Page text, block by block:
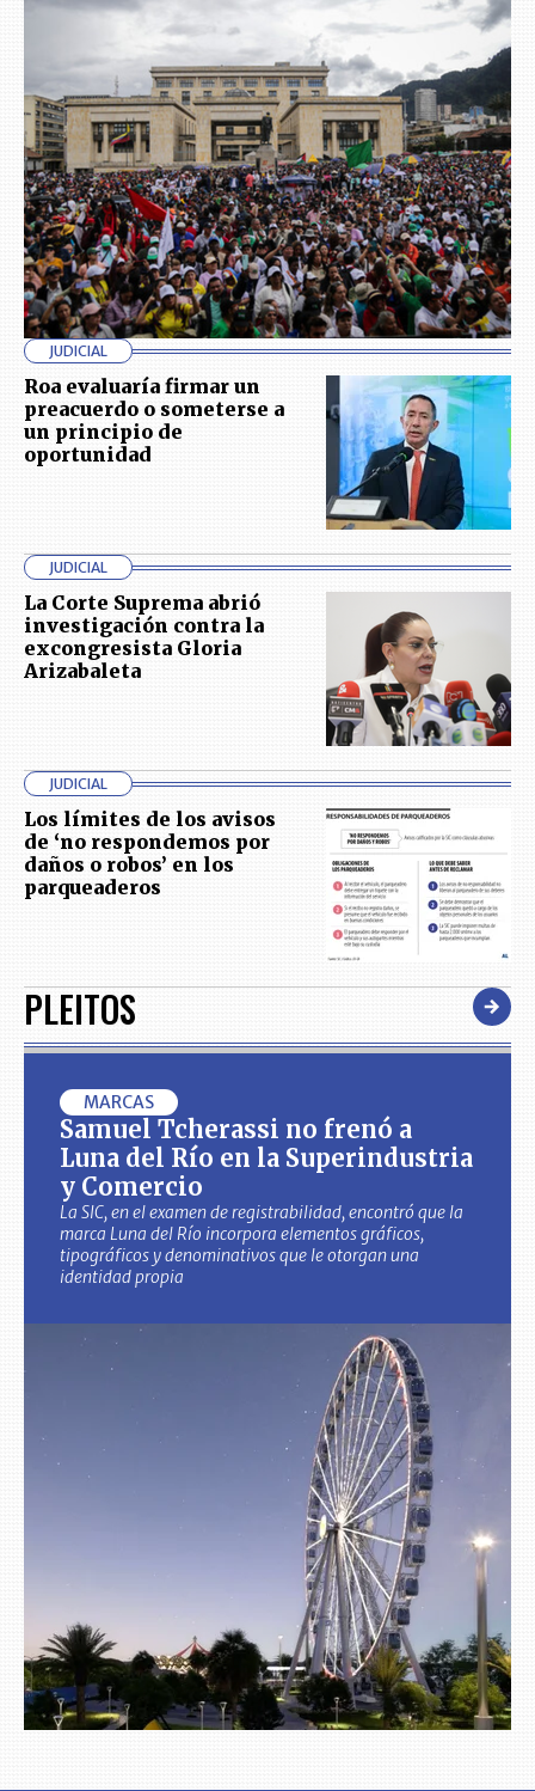
JUDICIAL
Roa evaluaría firmar un
preacuerdo o someterse a
un principio de
oportunidad
JUDICIAL
La Corte Suprema abrió
investigación contra la
excongresista Gloria
Arizabaleta
JUDICIAL
Los límites de los avisos
de ‘no respondemos por
daños o robos’ en los
parqueaderos
PLEITOS
MARCAS
Samuel Tcherassi no frenó a
Luna del Río en la Superindustria
y Comercio
La SIC, en el examen de registrabilidad, encontró que la
marca Luna del Río incorpora elementos gráficos,
tipográficos y denominativos que le otorgan una
identidad propia